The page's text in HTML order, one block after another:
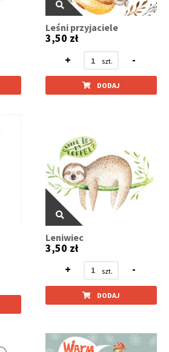
Leśni przyjaciele
3,50 zł
+
-
DODAJ
Leniwiec
3,50 zł
+
-
DODAJ